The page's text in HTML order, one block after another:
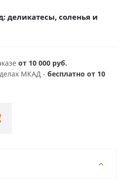
деликатесы, соленья и
от 10 000 руб.
МКАД - бесплатно от 10